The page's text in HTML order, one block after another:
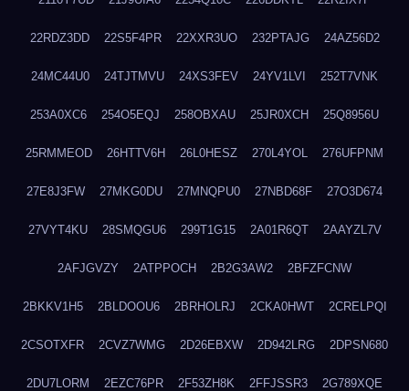
22RDZ3DD 22S5F4PR 22XXR3UO 232PTAJG 24AZ56D2
24MC44U0 24TJTMVU 24XS3FEV 24YV1LVI 252T7VNK
253A0XC6 254O5EQJ 258OBXAU 25JR0XCH 25Q8956U
25RMMEOD 26HTTV6H 26L0HESZ 270L4YOL 276UFPNM
27E8J3FW 27MKG0DU 27MNQPU0 27NBD68F 27O3D674
27VYT4KU 28SMQGU6 299T1G15 2A01R6QT 2AAYZL7V
2AFJGVZY 2ATPPOCH 2B2G3AW2 2BFZFCNW
2BKKV1H5 2BLDOOU6 2BRHOLRJ 2CKA0HWT 2CRELPQI
2CSOTXFR 2CVZ7WMG 2D26EBXW 2D942LRG 2DPSN680
2DU7LORM 2EZC76PR 2F53ZH8K 2FFJSSR3 2G789XQE